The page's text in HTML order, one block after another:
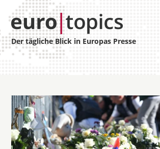
Der tägliche Blick in Europas Presse